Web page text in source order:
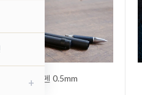
+
키모리 수성펜 0.5mm